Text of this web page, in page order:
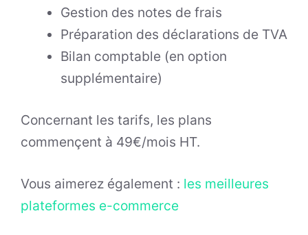
Gestion des notes de frais
Préparation des déclarations de TVA
Bilan comptable (en option
supplémentaire)
Concernant les tarifs, les plans
commençent à 49€/mois HT.
Vous aimerez également : les meilleures
plateformes e-commerce